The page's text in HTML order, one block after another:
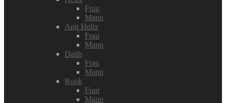
Frau
Mann
Anti Helix
Frau
Mann
Daith
Frau
Mann
Rook
Frau
Mann